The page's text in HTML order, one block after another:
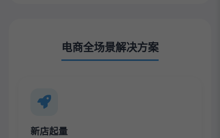
电商全场景解决方案
新店起量